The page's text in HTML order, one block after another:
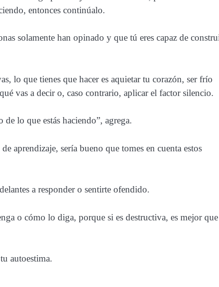
entonces continúalo.
solamente han opinado y que tú eres capaz de
lo que tienes que hacer es aquietar tu corazón, ser frío
vas a decir o, caso contrario, aplicar el factor silencio.
lo que estás haciendo”, agrega.
aprendizaje, sería bueno que tomes en cuenta estos
a responder o sentirte ofendido.
o cómo lo diga, porque si es destructiva, es mejor
autoestima.